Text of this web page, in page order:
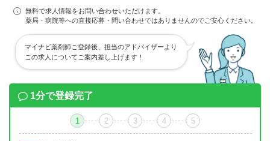
無料で求人情報をお問い合わせいただけます。
薬局・病院等への直接応募・問い合わせではありませんのでご安心ください。
マイナビ薬剤師ご登録後、担当のアドバイザーより
この求人についてご案内差し上げます！
1分で登録完了
1 2 3 4 5